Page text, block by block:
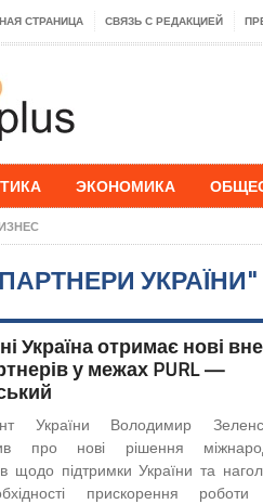
СТРАНИЦА СВЯЗЬ С РЕДАКЦИЕЙ
ЭКОНОМИКА
УКРАЇНИ"
Україна отримає нові
у межах PURL —
України Володимир
про нові рішення
щодо підтримки України та
прискорення